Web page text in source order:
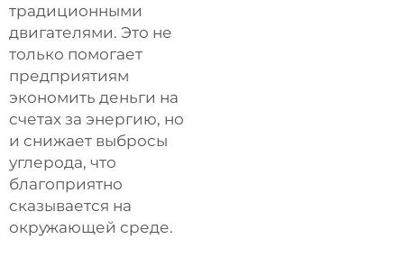
традиционными
двигателями. Это не
только помогает
предприятиям
экономить деньги на
счетах за энергию, но
и снижает выбросы
углерода, что
благоприятно
сказывается на
окружающей среде.